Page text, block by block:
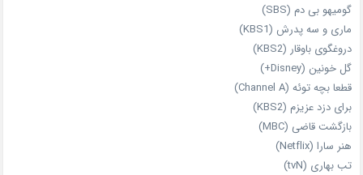
گومیهو بی دم (SBS)
ماری و سه پدرش (KBS1)
دروغگوی باوقار (KBS2)
گل خونین (Disney+)
قطعا بچه توئه (Channel A)
برای دزد عزیزم (KBS2)
بازگشت قاضی (MBC)
هنر سارا (Netflix)
تب بهاری (tvN)